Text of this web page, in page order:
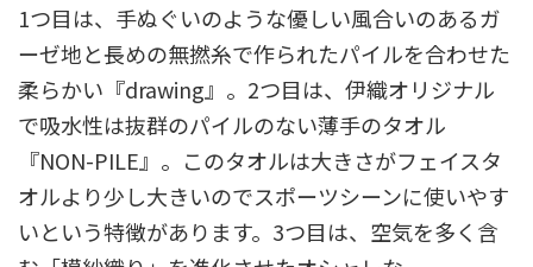
1つ目は、手ぬぐいのような優しい風合いのあるガ
ーゼ地と長めの無撚糸で作られたパイルを合わせた
柔らかい『drawing』。2つ目は、伊織オリジナル
で吸水性は抜群のパイルのない薄手のタオル
『NON-PILE』。このタオルは大きさがフェイスタ
オルより少し大きいのでスポーツシーンに使いやす
いという特徴があります。3つ目は、空気を多く含